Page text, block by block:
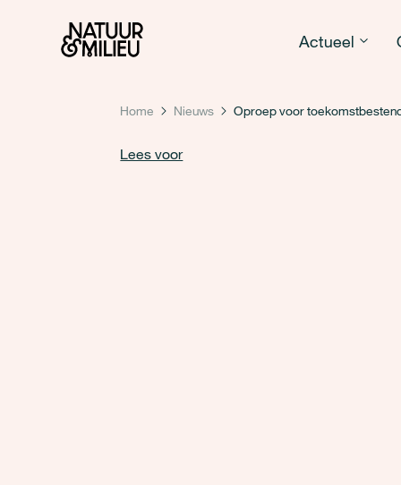
Natuur & Milieu homepage
Actueel
Home Nieuws Oproep voor
Lees voor